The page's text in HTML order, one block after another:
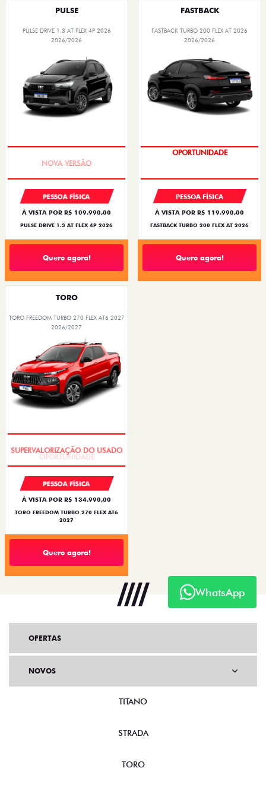
PULSE
PULSE DRIVE 1.3 AT FLEX 4P 2026
2026/2026
PESSOA FÍSICA
À VISTA POR R$ 109.990,00
PULSE DRIVE 1.3 AT FLEX 4P 2026
Quero agora!
FASTBACK
FASTBACK TURBO 200 FLEX AT 2026
2026/2026
OPORTUNIDADE
PESSOA FÍSICA
À VISTA POR R$ 119.990,00
FASTBACK TURBO 200 FLEX AT 2026
Quero agora!
TORO
TORO FREEDOM TURBO 270 FLEX AT6 2027
2026/2027
PESSOA FÍSICA
À VISTA POR R$ 134.990,00
TORO FREEDOM TURBO 270 FLEX AT6
2027
Quero agora!
WhatsApp
OFERTAS
NOVOS
TITANO
STRADA
TORO